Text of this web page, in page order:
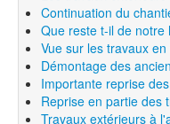
Continuation du
Que reste t-il de notre
Vue sur les travaux
Démontage des
Importante reprise
Reprise en partie des
Travaux extérieurs à